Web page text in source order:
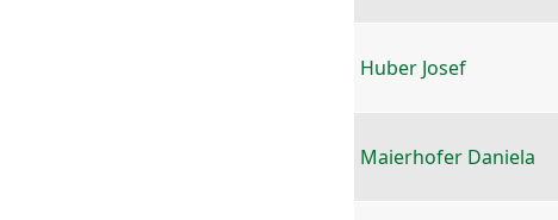
Huber Josef
Maierhofer Daniela